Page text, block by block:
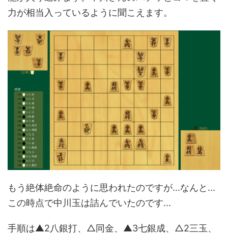
力が相当入っているように聞こえます。
もう絶体絶命のように思われたのですが...なんと...
この時点で中川玉は詰んでいたのです...
手順は▲2八銀打、△同金、▲3七銀成、△2三玉、